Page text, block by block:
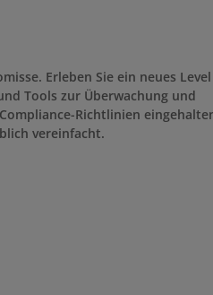
Erleben Sie ein neues
Tools zur Überwachung und
Richtlinien
vereinfacht.